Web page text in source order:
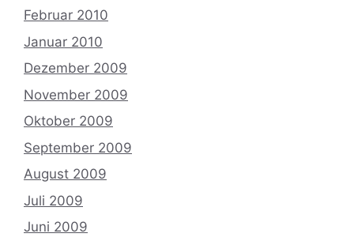
Februar 2010
Januar 2010
Dezember 2009
November 2009
Oktober 2009
September 2009
August 2009
Juli 2009
Juni 2009